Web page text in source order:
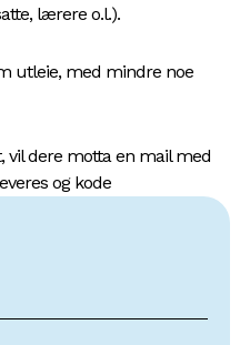
lærere o.l.).
utleie, med mindre noe
vil dere motta en mail med
og kode